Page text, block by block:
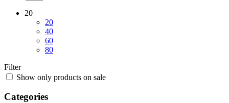
20
20
40
60
80
Filter
Show only products on sale
Categories